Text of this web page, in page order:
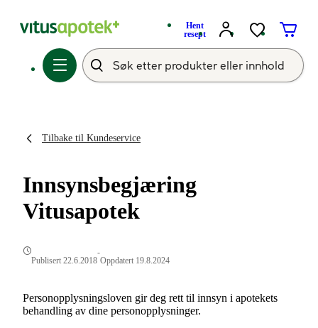
Hent
resept
Tilbake til Kundeservice
Innsynsbegjæring
Vitusapotek
Publisert 22.6.2018
-
Oppdatert 19.8.2024
Personopplysningsloven gir deg rett til innsyn i apotekets
behandling av dine personopplysninger.